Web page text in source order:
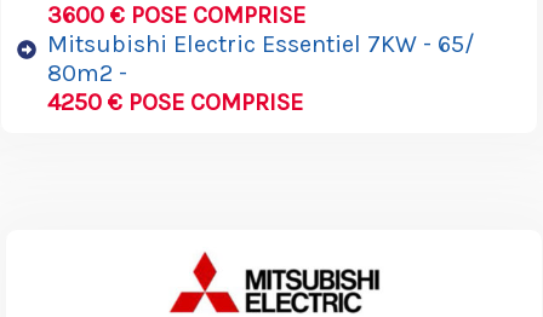
3600 € POSE COMPRISE
Mitsubishi Electric Essentiel 7KW - 65/
80m2 -
4250 € POSE COMPRISE